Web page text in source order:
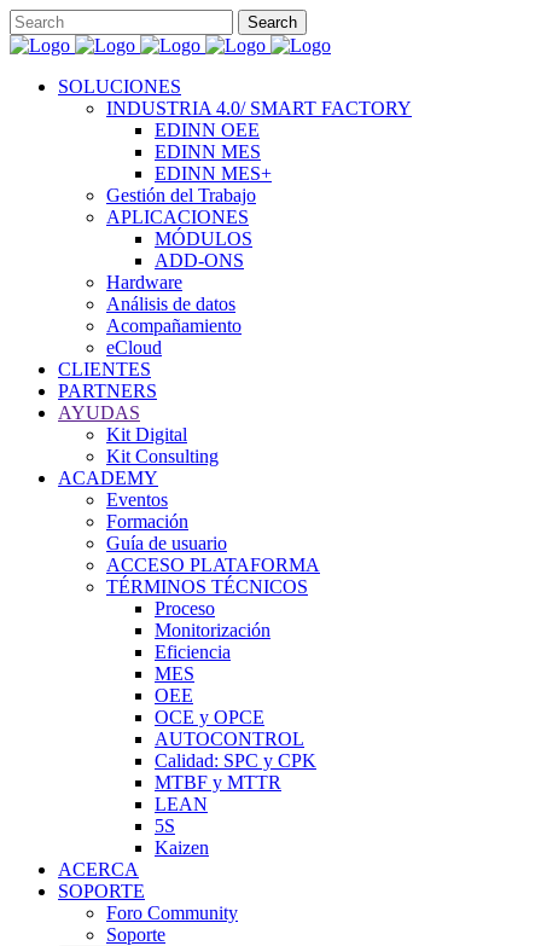
SOLUCIONES
INDUSTRIA 4.0/ SMART FACTORY
EDINN OEE
EDINN MES
EDINN MES+
Gestión del Trabajo
APLICACIONES
MÓDULOS
ADD-ONS
Hardware
Análisis de datos
Acompañamiento
eCloud
CLIENTES
PARTNERS
AYUDAS
Kit Digital
Kit Consulting
ACADEMY
Eventos
Formación
Guía de usuario
ACCESO PLATAFORMA
TÉRMINOS TÉCNICOS
Proceso
Monitorización
Eficiencia
MES
OEE
OCE y OPCE
AUTOCONTROL
Calidad: SPC y CPK
MTBF y MTTR
LEAN
5S
Kaizen
ACERCA
SOPORTE
Foro Community
Soporte